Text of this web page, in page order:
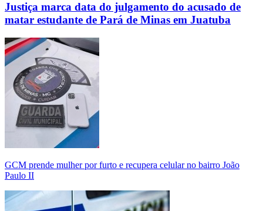
Justiça marca data do julgamento do acusado de
matar estudante de Pará de Minas em Juatuba
GCM prende mulher por furto e recupera celular no bairro João
Paulo II